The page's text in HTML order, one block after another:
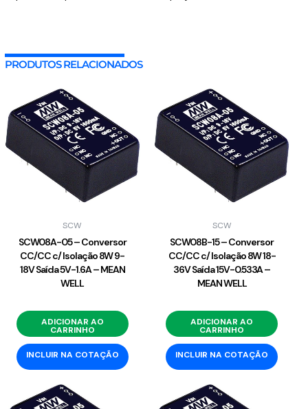
PRODUTOS RELACIONADOS
SCW
SCW08A-05 – Conversor
CC/CC c/ Isolação 8W 9-
18V Saída 5V-1.6A – MEAN
WELL
ADICIONAR AO
CARRINHO
INCLUIR NA COTAÇÃO
SCW
SCW08B-15 – Conversor
CC/CC c/ Isolação 8W 18-
36V Saída 15V-0.533A –
MEAN WELL
ADICIONAR AO
CARRINHO
INCLUIR NA COTAÇÃO